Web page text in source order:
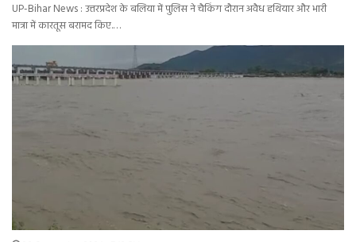
UP-Bihar News : उत्तरप्रदेश के बलिया में पुलिस ने चैकिंग दौरान अवैध हथियार और भारी
मात्रा में कारतूस बरामद किए.…